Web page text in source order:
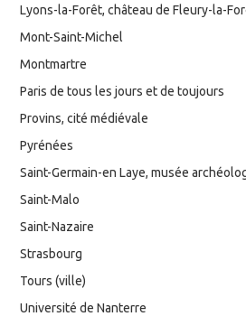
Lyons-la-Forêt, château de Fleury-la-
Mont-Saint-Michel
Montmartre
Paris de tous les jours et de toujours
Provins, cité médiévale
Pyrénées
Saint-Germain-en Laye, musée
Saint-Malo
Saint-Nazaire
Strasbourg
Tours (ville)
Université de Nanterre